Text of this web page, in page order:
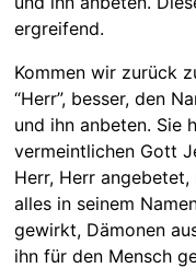
ergreifend.
Kommen wir zurück
“Herr”, besser, den
und ihn anbeten. Sie
vermeintlichen Gott
Herr, Herr
alles in seinem
gewirkt, Dämonen
ihn für den Mensch